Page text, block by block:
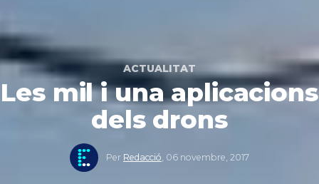
ACTUALITAT
Les mil i una aplicacions
dels drons
Per Redacció 06 novembre, 2017